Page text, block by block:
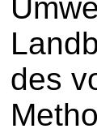
des